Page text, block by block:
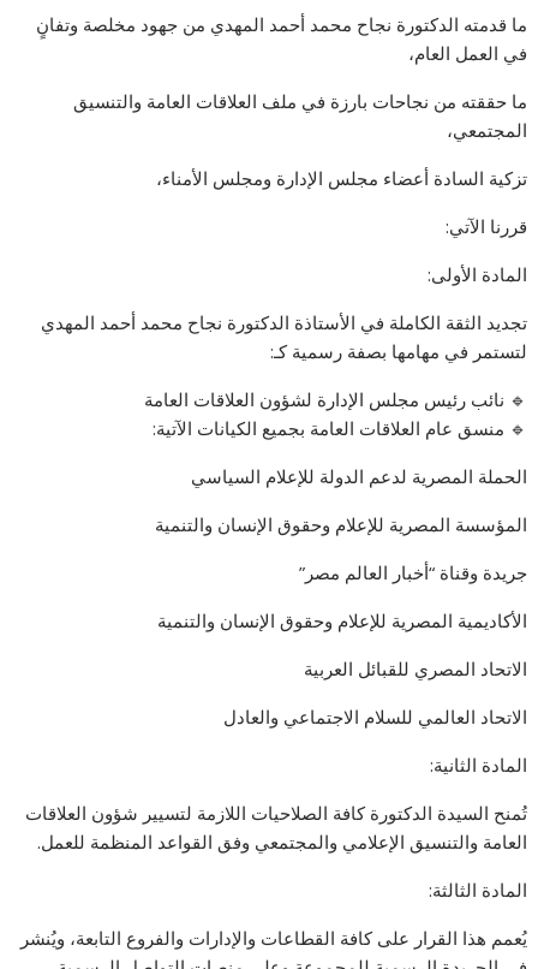
ما قدمته الدكتورة نجاح محمد أحمد المهدي من جهود مخلصة وتفانٍ
في العمل العام،
ما حققته من نجاحات بارزة في ملف العلاقات العامة والتنسيق
المجتمعي،
تزكية السادة أعضاء مجلس الإدارة ومجلس الأمناء،
قررنا الآتي:
المادة الأولى:
تجديد الثقة الكاملة في الأستاذة الدكتورة نجاح محمد أحمد المهدي
لتستمر في مهامها بصفة رسمية كـ:
🔹 نائب رئيس مجلس الإدارة لشؤون العلاقات العامة
🔹 منسق عام العلاقات العامة بجميع الكيانات الآتية:
الحملة المصرية لدعم الدولة للإعلام السياسي
المؤسسة المصرية للإعلام وحقوق الإنسان والتنمية
جريدة وقناة “أخبار العالم مصر”
الأكاديمية المصرية للإعلام وحقوق الإنسان والتنمية
الاتحاد المصري للقبائل العربية
الاتحاد العالمي للسلام الاجتماعي والعادل
المادة الثانية:
تُمنح السيدة الدكتورة كافة الصلاحيات اللازمة لتسيير شؤون العلاقات
العامة والتنسيق الإعلامي والمجتمعي وفق القواعد المنظمة للعمل.
المادة الثالثة:
يُعمم هذا القرار على كافة القطاعات والإدارات والفروع التابعة، ويُنشر